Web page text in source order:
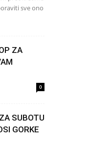
sve ono
ZA
0
SUBOTU
GORKE